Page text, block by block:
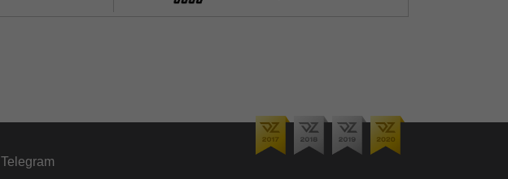
Telegram